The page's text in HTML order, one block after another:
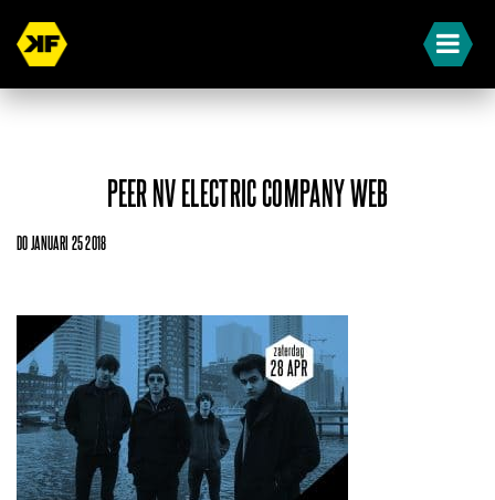
PEER NV ELECTRIC COMPANY WEB
DO JANUARI 25 2018